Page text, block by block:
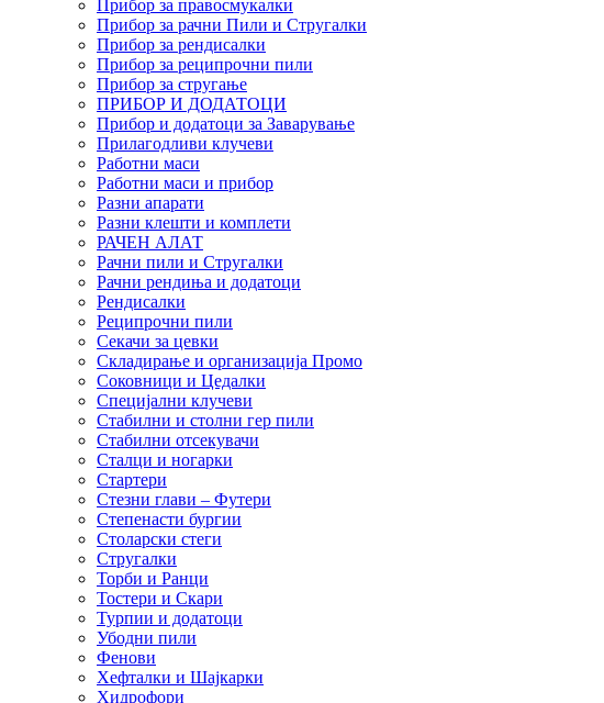
Прибор за правосмукалки
Прибор за рачни Пили и Стругалки
Прибор за рендисалки
Прибор за реципрочни пили
Прибор за стругање
ПРИБОР И ДОДАТОЦИ
Прибор и додатоци за Заварување
Прилагодливи клучеви
Работни маси
Работни маси и прибор
Разни апарати
Разни клешти и комплети
РАЧЕН АЛАТ
Рачни пили и Стругалки
Рачни рендиња и додатоци
Рендисалки
Реципрочни пили
Секачи за цевки
Складирање и организација Промо
Соковници и Цедалки
Специјални клучеви
Стабилни и столни гер пили
Стабилни отсекувачи
Сталци и ногарки
Стартери
Стезни глави – Футери
Степенасти бургии
Столарски стеги
Стругалки
Торби и Ранци
Тостери и Скари
Турпии и додатоци
Убодни пили
Фенови
Хефталки и Шајкарки
Хидрофори